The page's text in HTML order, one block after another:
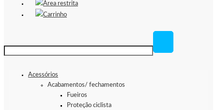
Área restrita
Carrinho
Acessórios
Acabamentos/ fechamentos
Fueiros
Proteção ciclista